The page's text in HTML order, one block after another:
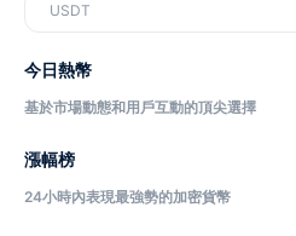
USDT
今日熱幣
基於市場動態和用戶互動的頂尖選擇
漲幅榜
24小時內表現最強勢的加密貨幣